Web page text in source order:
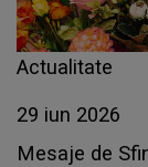
Actualitate
29 iun 2026
Mesaje de